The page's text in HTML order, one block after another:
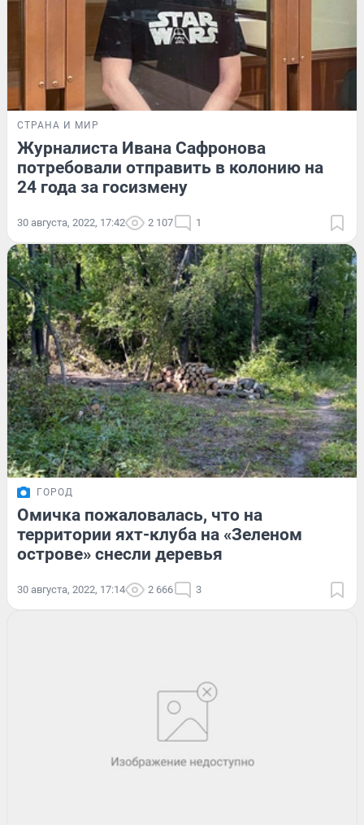
СТРАНА И МИР
Журналиста Ивана Сафронова
потребовали отправить в колонию на
24 года за госизмену
30 августа, 2022, 17:42 2 107 1
ГОРОД
Омичка пожаловалась, что на
территории яхт-клуба на «Зеленом
острове» снесли деревья
30 августа, 2022, 17:14 2 666 3